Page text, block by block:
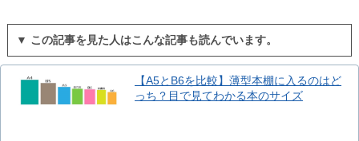
▼ この記事を見た人はこんな記事も読んでいます。
【A5とB6を比較】薄型本棚に入るのはど
っち？目で見てわかる本のサイズ